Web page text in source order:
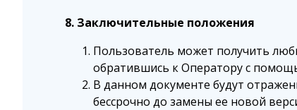
8. Заключительные положения
Пользователь может получить
обратившись к Оператору с
В данном документе будут
бессрочно до замены ее новой